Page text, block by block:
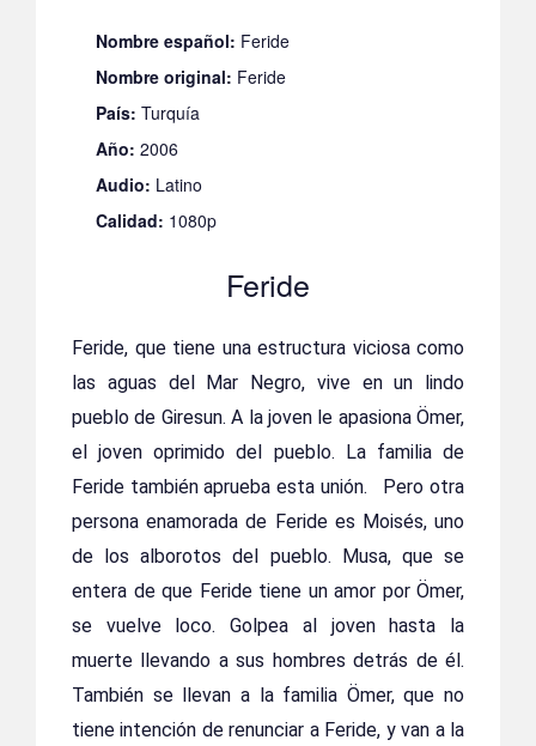
Nombre español: Feride
Nombre original: Feride
País: Turquía
Año: 2006
Audio: Latino
Calidad: 1080p
Feride
Feride, que tiene una estructura viciosa como
las aguas del Mar Negro, vive en un lindo
pueblo de Giresun. A la joven le apasiona Ömer,
el joven oprimido del pueblo. La familia de
Feride también aprueba esta unión. Pero otra
persona enamorada de Feride es Moisés, uno
de los alborotos del pueblo. Musa, que se
entera de que Feride tiene un amor por Ömer,
se vuelve loco. Golpea al joven hasta la
muerte llevando a sus hombres detrás de él.
También se llevan a la familia Ömer, que no
tiene intención de renunciar a Feride, y van a la